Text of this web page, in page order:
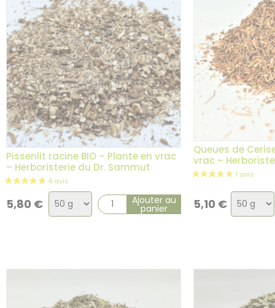
1 avis
Pissenlit racine BIO – Plante en vrac
– Herboristerie du Dr. Sammut
5,80 €
Choix
de
Ajouter au
panier
Queues de
vrac –
5,10 €
Choix
de